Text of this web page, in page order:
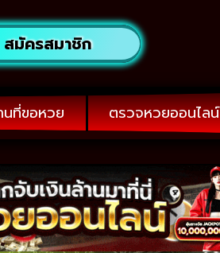
สมัครสมาชิก
นที่ขอหวย ตรวจหวยออนไลน์